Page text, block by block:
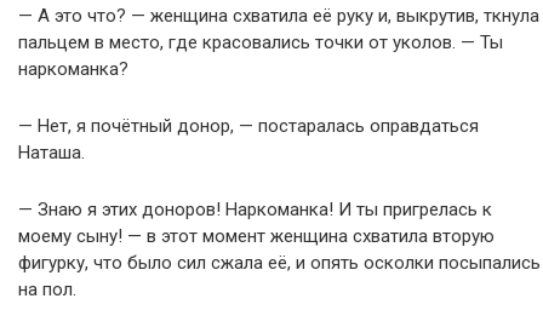
— А это что? — женщина схватила её руку и, выкрутив, ткнула
пальцем в место, где красовались точки от уколов. — Ты
наркоманка?
— Нет, я почётный донор, — постаралась оправдаться
Наташа.
— Знаю я этих доноров! Наркоманка! И ты пригрелась к
моему сыну! — в этот момент женщина схватила вторую
фигурку, что было сил сжала её, и опять осколки посыпались
на пол.